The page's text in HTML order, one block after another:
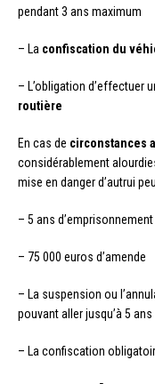
pendant 3 ans maximum
– La confiscation du
– L’obligation d’effectuer
routière
En cas de circonstances
considérablement
mise en danger d’autrui
– 5 ans d’emprisonnement
– 75 000 euros d’amende
– La suspension ou
pouvant aller jusqu’à 5 ans
– La confiscation